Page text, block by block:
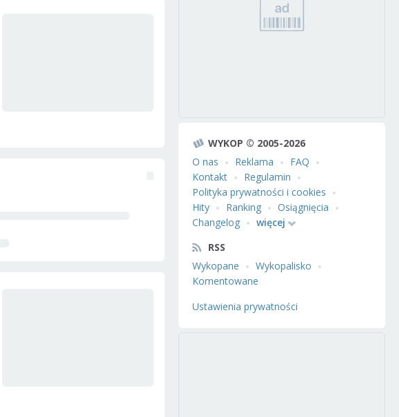
WYKOP © 2005-2026
O nas
Reklama
FAQ
Kontakt
Regulamin
Polityka prywatności i cookies
Hity
Ranking
Osiągnięcia
Changelog
więcej
RSS
Wykopane
Wykopalisko
Komentowane
Ustawienia prywatności